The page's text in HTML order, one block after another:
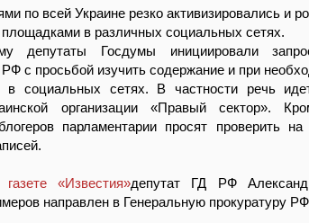
по всей Украине резко активизировались и
в различных социальных сетях.
депутаты Госдумы инициировали
РФ с просьбой изучить содержание и при
в социальных сетях. В частности речь
организации «Правый сектор».
парламентарии просят проверить на
газете «Известия»депутат ГД РФ
направлен в Генеральную прокуратуру